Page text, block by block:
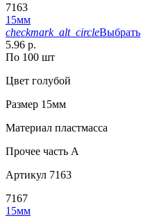
7163
15мм
checkmark_alt_circleВыбрать
5.96 р.
По 100 шт
Цвет голубой
Размер 15мм
Материал пластмасса
Прочее часть A
Артикул 7163
7167
15мм